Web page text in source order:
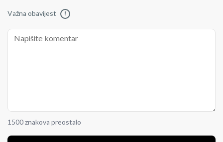
Važna obavijest !
1500 znakova preostalo